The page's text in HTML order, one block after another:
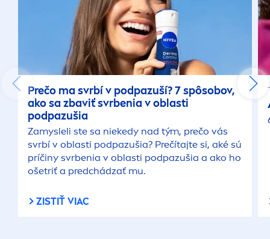
Prečo ma svrbí v podpazuší? 7 spôsobov,
ako sa zbaviť svrbenia v oblasti
podpazušia
Zamysleli ste sa niekedy nad tým, prečo vás
svrbí v oblasti podpazušia? Prečítajte si, aké sú
príčiny svrbenia v oblasti podpazušia a ako ho
ošetriť a predchádzať mu.
ZISTIŤ VIAC